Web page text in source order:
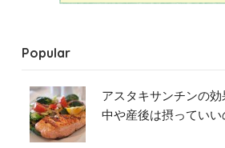
Popular
アスタキサンチンの
中や産後は摂っていい